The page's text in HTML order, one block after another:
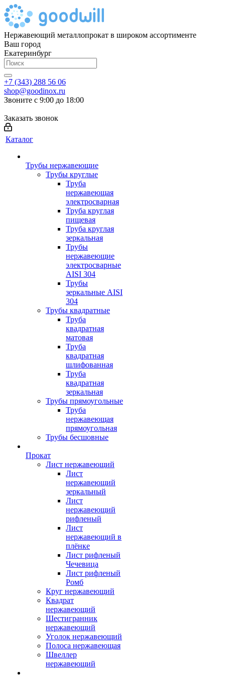
Нержавеющий металлопрокат в широком ассортименте
Ваш город
Екатеринбург
+7 (343) 288 56 06
shop@goodinox.ru
Звоните с 9:00 до 18:00
Заказать звонок
Каталог
Трубы нержавеющие
Трубы круглые
Труба
нержавеющая
электросварная
Труба круглая
пищевая
Труба круглая
зеркальная
Трубы
нержавеющие
электросварные
AISI 304
Трубы
зеркальные AISI
304
Трубы квадратные
Труба
квадратная
матовая
Труба
квадратная
шлифованная
Труба
квадратная
зеркальная
Трубы прямоугольные
Труба
нержавеющая
прямоугольная
Трубы бесшовные
Прокат
Лист нержавеющий
Лист
нержавеющий
зеркальный
Лист
нержавеющий
рифленый
Лист
нержавеющий в
плёнке
Лист рифленый
Чечевица
Лист рифленый
Ромб
Круг нержавеющий
Квадрат
нержавеющий
Шестигранник
нержавеющий
Уголок нержавеющий
Полоса нержавеющая
Швеллер
нержавеющий